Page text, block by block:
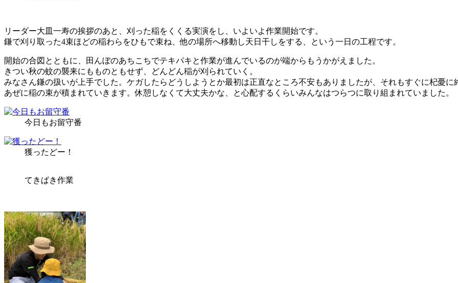
リーダー大皿一寿の挨拶のあと、刈った稲をくくる実演をし、いよいよ作業開始です。
鎌で刈り取った4束ほどの稲わらをひもで束ね、他の場所へ移動し天日干しをする、という一日の工程です。
開始の合図とともに、田んぼのあちこちでテキパキと作業が進んでいるのが端からもうかがえました。
きつい秋の蚊の襲来にもものともせず、どんどん稲が刈られていく。
みなさん鎌の扱いが上手でした。ケガしたらどうしようとか最初は正直なところ不安もありましたが、それもすぐに杞憂に
あぜに稲の束が積まれていきます。休憩しなくて大丈夫かな、と心配するくらいみんなはつらつに取り組まれていました。
今日もお留守番
獲ったどー！
てきぱき作業